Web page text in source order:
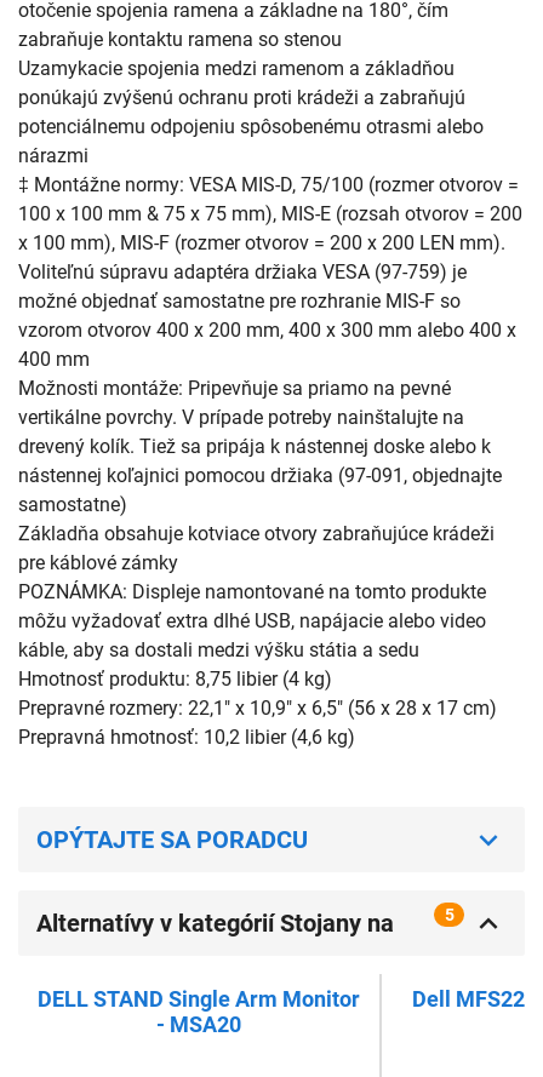
otočenie spojenia ramena a základne na 180°, čím
zabraňuje kontaktu ramena so stenou
Uzamykacie spojenia medzi ramenom a základňou
ponúkajú zvýšenú ochranu proti krádeži a zabraňujú
potenciálnemu odpojeniu spôsobenému otrasmi alebo
nárazmi
‡ Montážne normy: VESA MIS-D, 75/100 (rozmer otvorov =
100 x 100 mm & 75 x 75 mm), MIS-E (rozsah otvorov = 200
x 100 mm), MIS-F (rozmer otvorov = 200 x 200 LEN mm).
Voliteľnú súpravu adaptéra držiaka VESA (97-759) je
možné objednať samostatne pre rozhranie MIS-F so
vzorom otvorov 400 x 200 mm, 400 x 300 mm alebo 400 x
400 mm
Možnosti montáže: Pripevňuje sa priamo na pevné
vertikálne povrchy. V prípade potreby nainštalujte na
drevený kolík. Tiež sa pripája k nástennej doske alebo k
nástennej koľajnici pomocou držiaka (97-091, objednajte
samostatne)
Základňa obsahuje kotviace otvory zabraňujúce krádeži
pre káblové zámky
POZNÁMKA: Displeje namontované na tomto produkte
môžu vyžadovať extra dlhé USB, napájacie alebo video
káble, aby sa dostali medzi výšku státia a sedu
Hmotnosť produktu: 8,75 libier (4 kg)
Prepravné rozmery: 22,1" x 10,9" x 6,5" (56 x 28 x 17 cm)
Prepravná hmotnosť: 10,2 libier (4,6 kg)
OPÝTAJTE SA PORADCU
Alternatívy v kategórií Stojany na
5
DELL STAND Single Arm Monitor
- MSA20
Dell MFS22